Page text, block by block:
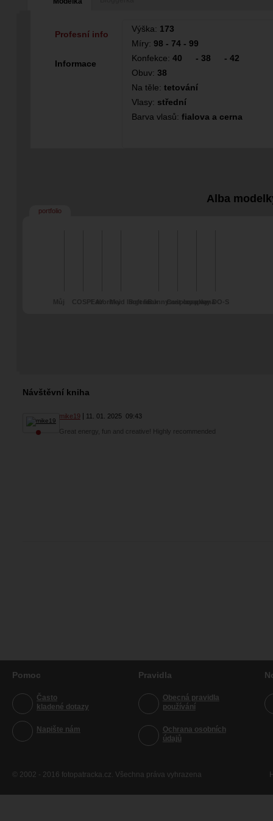
Výška: 173
Míry: 98 - 74 - 99
Konfekce: 40 - 38 - 42
Obuv: 38
Na těle: tetování
Vlasy: střední
Barva vlasů: fialova a cerna
Profesní info
Informace
Alba
portfolio
Návštěvní kniha
mike19 11. 01. 2025 09:43
Great energy, fun and creative! Highly recommended
Pomoc
Často
kladené dotazy
Napište nám
Pravidla
Obecná pravidla
používání
Ochrana osobních
údajů
© 2002 - 2016 fotopatracka.cz. Všechna práva vyhrazena